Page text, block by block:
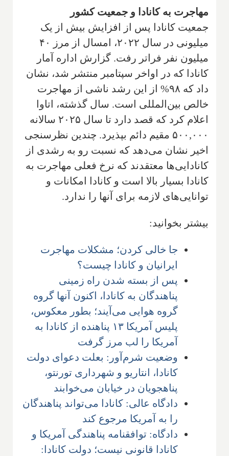
مهاجرت به کانادا و جمعیت کشور
جمعیت کانادا پس از افزایش بیش از یک
میلیونی در سال ۲۰۲۲، امسال از مرز ۴۰
میلیون نفر فراتر رفت. گزارش اداره آمار
کانادا که در اواخر سپتامبر منتشر شد، نشان
داد که ۹۸% از این رشد ناشی از مهاجرت
خالص بین‌المللی است. سال گذشته، اتاوا
اعلام کرد که قصد دارد تا سال ۲۰۲۵ سالانه
۵۰۰,۰۰۰ مقیم دائم بپذیرد. چندین نظرسنجی
اخیر نشان می‌دهد که نسبت رو به رشدی از
کانادایی‌ها معتقدند که نرخ فعلی مهاجرت به
کانادا بسیار بالا است و کانادا امکانات و
توانایی‌های لازمه برای آنها را ندارد.
بیشتر بخوانید:
جا خالی کردن؛ مشکلات مهاجرت
ایرانیان و کانادا چیست؟
پس از بسته شدن راه زمینی
پناهندگان به کانادا، اکنون آنها گروه
گروه هوایی می‌آیند؛ بطور معکوس،
پلیس آمریکا ۱۳ پناهنده از کانادا به
آمریکا را لب مرز گرفت
وضعیت شرم‌آور: بعلت دعوای دولت
کانادا، انتاریو و شهرداری تورنتو،
پناهجویان در خیابان می‌خوابند
دادگاه عالی: کانادا می‌تواند پناهندگان
را به آمریکا مرجوع کند
دادگاه: توافقنامه پناهندگی آمریکا و
کانادا قانونی نیست؛ دولت کانادا: